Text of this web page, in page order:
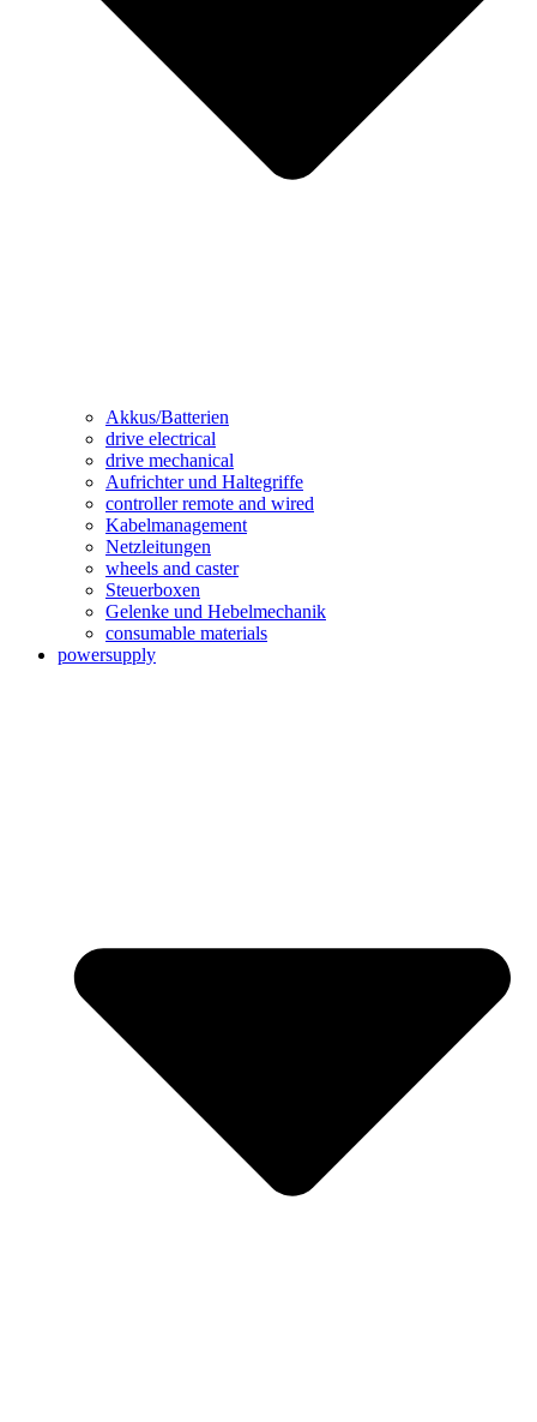
Akkus/Batterien
drive electrical
drive mechanical
Aufrichter und Haltegriffe
controller remote and wired
Kabelmanagement
Netzleitungen
wheels and caster
Steuerboxen
Gelenke und Hebelmechanik
consumable materials
powersupply